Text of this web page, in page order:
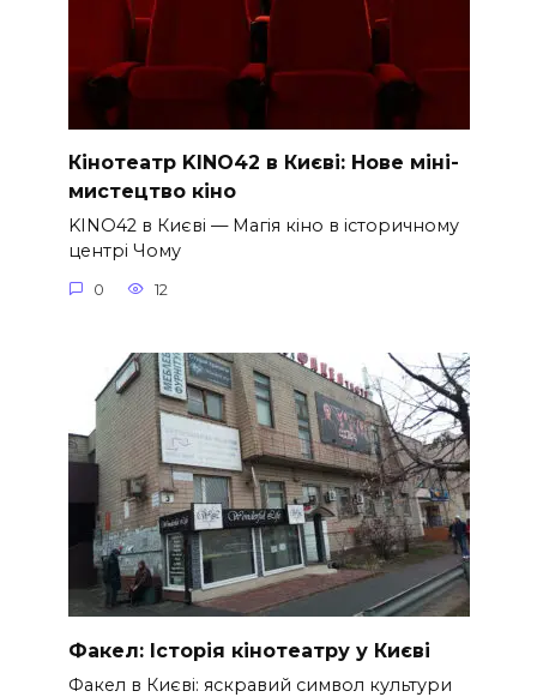
Кінотеатр KINO42 в Києві: Нове міні-
мистецтво кіно
KINO42 в Києві — Магія кіно в історичному
центрі Чому
0 12
Факел: Історія кінотеатру у Києві
Факел в Києві: яскравий символ культури